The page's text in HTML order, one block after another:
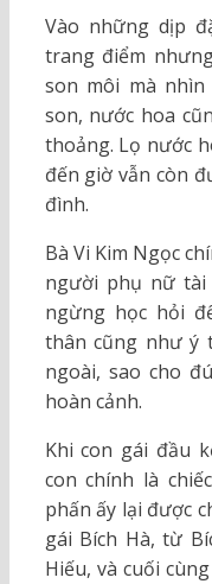
Vào những dịp
trang điểm
son môi mà
son, nước hoa
thoảng. Lọ nước
đến giờ vẫn còn
đình.
Bà Vi Kim Ngọc
người phụ nữ tài
ngừng học hỏi
thân cũng như ý
ngoài, sao cho
hoàn cảnh.
Khi con gái đầu
con chính là
phấn ấy lại được
gái Bích Hà, từ
Hiếu, và cuối